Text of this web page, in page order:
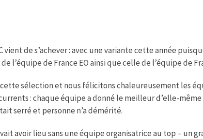
vient de s’achever : avec une variante cette année
l’équipe de France EO ainsi que celle de l’équipe de
cette sélection et nous félicitons chaleureusement les
: chaque équipe a donné le meilleur d’elle-
serré et personne n’a démérité.
avoir lieu sans une équipe organisatrice au top – un